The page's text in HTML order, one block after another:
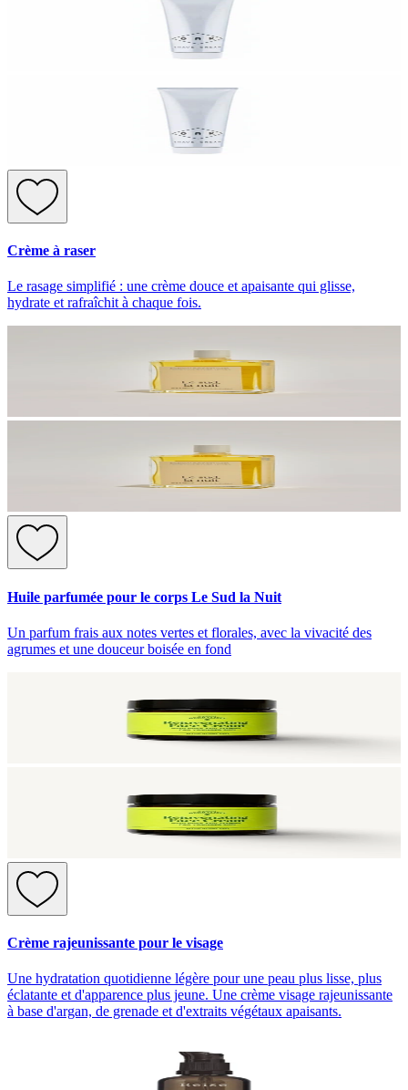
Crème à raser
Le rasage simplifié : une crème douce et apaisante qui glisse,
hydrate et rafraîchit à chaque fois.
Huile parfumée pour le corps Le Sud la Nuit
Un parfum frais aux notes vertes et florales, avec la vivacité des
agrumes et une douceur boisée en fond
Crème rajeunissante pour le visage
Une hydratation quotidienne légère pour une peau plus lisse, plus
éclatante et d'apparence plus jeune. Une crème visage rajeunissante
à base d'argan, de grenade et d'extraits végétaux apaisants.